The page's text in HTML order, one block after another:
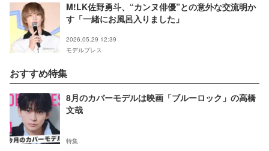
M!LK佐野勇斗、“カンヌ俳優”との意外な交流明か
す「一緒にお風呂入りました」
2026.05.29 12:39
モデルプレス
おすすめ特集
8月のカバーモデルは映画「ブルーロック」の高橋
文哉
特集